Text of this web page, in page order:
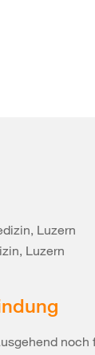
Luzern
Luzern